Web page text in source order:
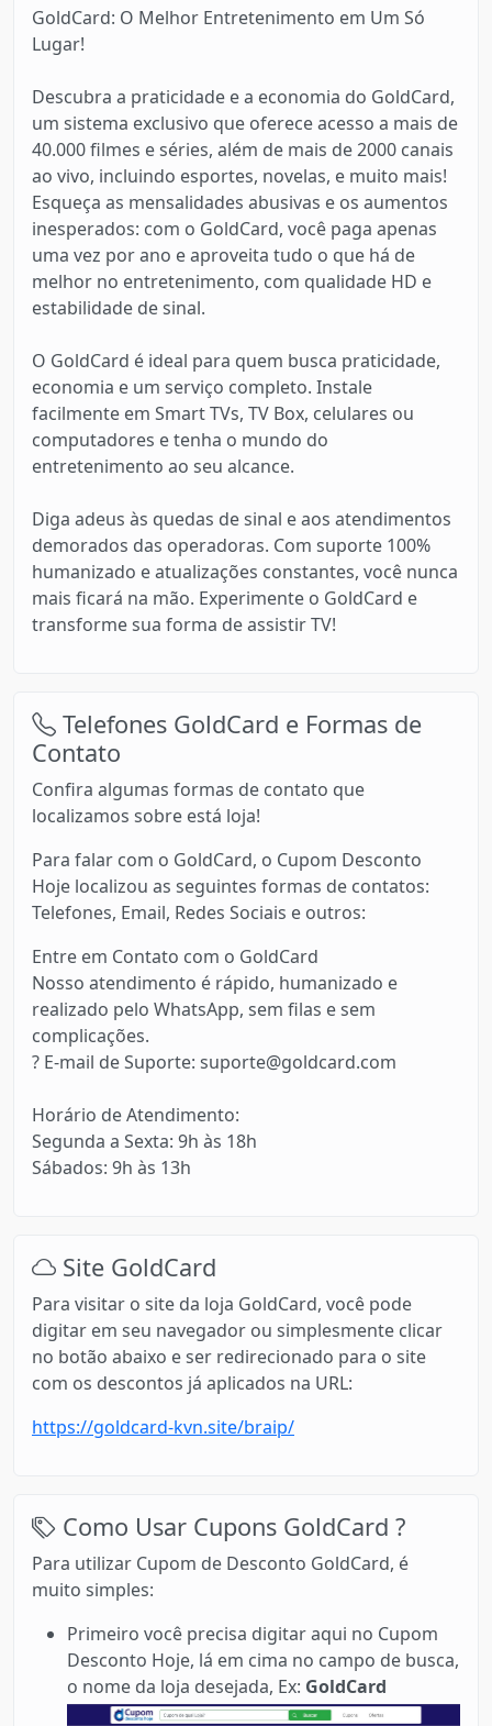
GoldCard: O Melhor Entretenimento em Um Só
Lugar!
Descubra a praticidade e a economia do GoldCard,
um sistema exclusivo que oferece acesso a mais de
40.000 filmes e séries, além de mais de 2000 canais
ao vivo, incluindo esportes, novelas, e muito mais!
Esqueça as mensalidades abusivas e os aumentos
inesperados: com o GoldCard, você paga apenas
uma vez por ano e aproveita tudo o que há de
melhor no entretenimento, com qualidade HD e
estabilidade de sinal.
O GoldCard é ideal para quem busca praticidade,
economia e um serviço completo. Instale
facilmente em Smart TVs, TV Box, celulares ou
computadores e tenha o mundo do
entretenimento ao seu alcance.
Diga adeus às quedas de sinal e aos atendimentos
demorados das operadoras. Com suporte 100%
humanizado e atualizações constantes, você nunca
mais ficará na mão. Experimente o GoldCard e
transforme sua forma de assistir TV!
Telefones GoldCard e Formas de
Contato
Confira algumas formas de contato que
localizamos sobre está loja!
Para falar com o GoldCard, o Cupom Desconto
Hoje localizou as seguintes formas de contatos:
Telefones, Email, Redes Sociais e outros:
Entre em Contato com o GoldCard
Nosso atendimento é rápido, humanizado e
realizado pelo WhatsApp, sem filas e sem
complicações.
? E-mail de Suporte: suporte@goldcard.com
Horário de Atendimento:
Segunda a Sexta: 9h às 18h
Sábados: 9h às 13h
Site GoldCard
Para visitar o site da loja GoldCard, você pode
digitar em seu navegador ou simplesmente clicar
no botão abaixo e ser redirecionado para o site
com os descontos já aplicados na URL:
https://goldcard-kvn.site/braip/
Como Usar Cupons GoldCard ?
Para utilizar Cupom de Desconto GoldCard, é
muito simples:
Primeiro você precisa digitar aqui no Cupom
Desconto Hoje, lá em cima no campo de busca,
o nome da loja desejada, Ex: GoldCard